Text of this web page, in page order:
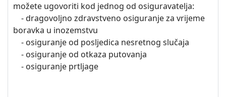
možete ugovoriti kod jednog od osiguravatelja:
- dragovoljno zdravstveno osiguranje za vrijeme
boravka u inozemstvu
- osiguranje od posljedica nesretnog slučaja
- osiguranje od otkaza putovanja
- osiguranje prtljage